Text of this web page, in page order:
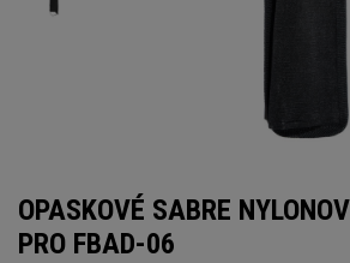
OPASKOVÉ SABRE
PRO FBAD-06